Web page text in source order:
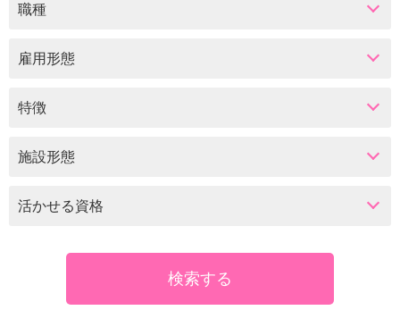
職種
雇用形態
特徴
施設形態
活かせる資格